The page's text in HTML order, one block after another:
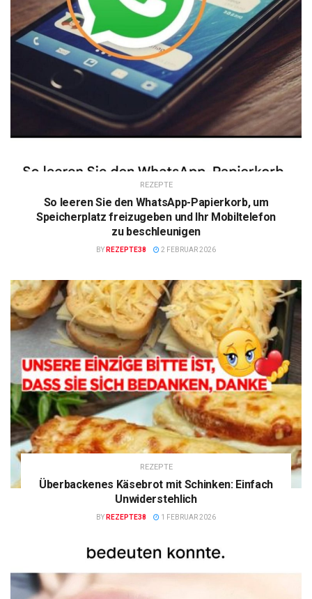
REZEPTE
So leeren Sie den WhatsApp-Papierkorb, um
Speicherplatz freizugeben und Ihr Mobiltelefon
zu beschleunigen
BY REZEPTE38 2 FEBRUAR 2026
REZEPTE
Überbackenes Käsebrot mit Schinken: Einfach
Unwiderstehlich
BY REZEPTE38 1 FEBRUAR 2026